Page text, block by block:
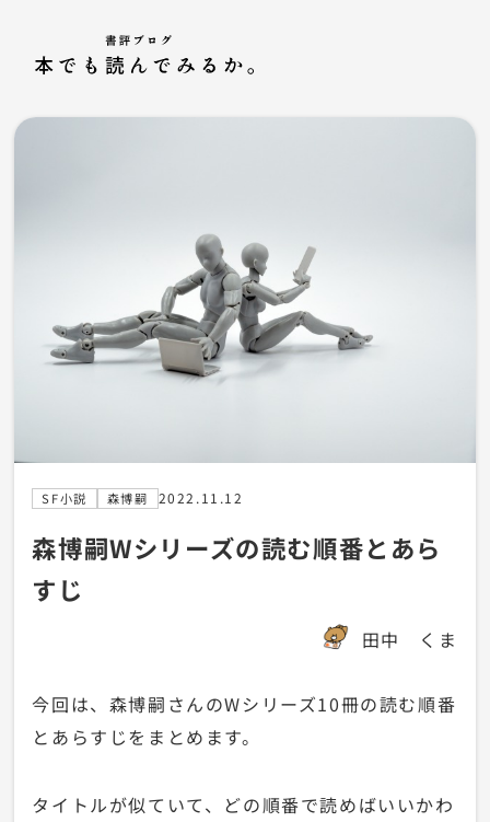
SF小説 森博嗣 2022.11.12
森博嗣Wシリーズの読む順番とあら
すじ
田中 くま
今回は、森博嗣さんのWシリーズ10冊の読む順番
とあらすじをまとめます。
タイトルが似ていて、どの順番で読めばいいかわ